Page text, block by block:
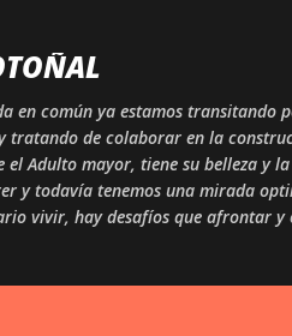
en común ya estamos transitando
tratando de colaborar en la
el Adulto mayor, tiene su belleza y
y todavía tenemos una mirada
vivir, hay desafíos que afrontar y